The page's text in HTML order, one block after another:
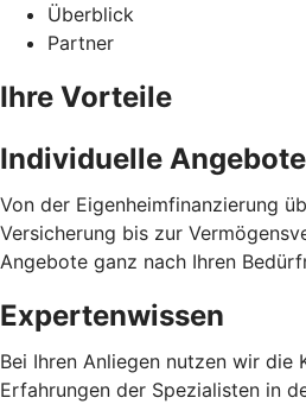
Überblick
Partner
Ihre Vorteile
Individuelle Angebote
Von der Eigenheimfinanzierung
Versicherung bis zur
Angebote ganz nach Ihren
Expertenwissen
Bei Ihren Anliegen nutzen wir die
Erfahrungen der Spezialisten in